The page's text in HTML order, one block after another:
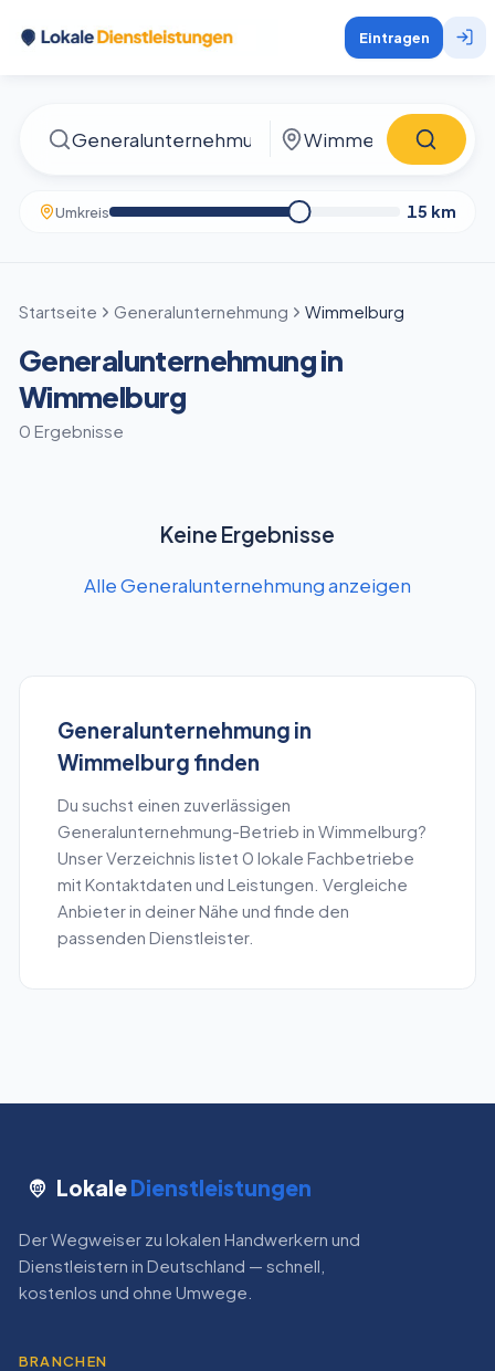
Eintragen
Umkreis 15 km
Startseite Generalunternehmung Wimmelburg
Generalunternehmung in
Wimmelburg
0 Ergebnisse
Keine Ergebnisse
Alle Generalunternehmung anzeigen
Generalunternehmung in
Wimmelburg finden
Du suchst einen zuverlässigen
Generalunternehmung-Betrieb in Wimmelburg?
Unser Verzeichnis listet 0 lokale Fachbetriebe
mit Kontaktdaten und Leistungen. Vergleiche
Anbieter in deiner Nähe und finde den
passenden Dienstleister.
LokaleDienstleistungen
Der Wegweiser zu lokalen Handwerkern und
Dienstleistern in Deutschland — schnell,
kostenlos und ohne Umwege.
BRANCHEN